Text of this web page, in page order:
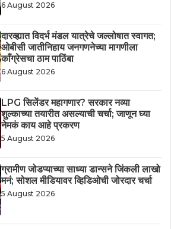
6 August 2026
दारव्ह्यात विदर्भ मंडल यात्रेचे जल्लोषात स्वागत;
ओबीसी जातीनिहाय जनगणनेच्या मागणीला
काँग्रेसचा ठाम पाठिंबा
6 August 2026
LPG सिलेंडर महागणार? सरकार नव्या
शुल्काच्या तयारीत असल्याची चर्चा; जाणून घ्या
नेमकं काय आहे प्रकरण
5 August 2026
ग्रामीण जोडप्याच्या साध्या डान्सने जिंकली लाखो
मनं; सोशल मीडियावर व्हिडिओची जोरदार चर्चा
5 August 2026